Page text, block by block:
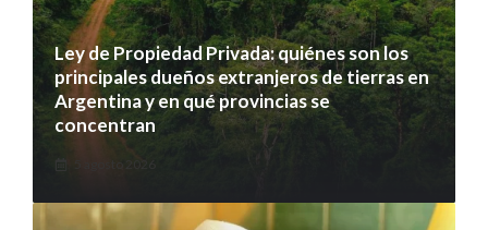
Ley de Propiedad Privada: quiénes son los
principales dueños extranjeros de tierras en
Argentina y en qué provincias se
concentran